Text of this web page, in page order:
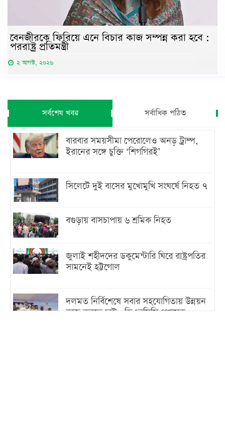
বেনজীরকে ফিরিয়ে এনে বিচার কাজ সম্পন্ন করা হবে :
পররাষ্ট্র প্রতিমন্ত্রী
২ আগস্ট, ২০২৬
সর্বশেষ খবর সর্বাধিক পঠিত
বারবার সময়সীমা পেরোলেও অনড় ট্রাম্প,
ইরানের সঙ্গে চুক্তি ‘শিগগিরই’
সিলেটে দুই বাসের মুখোমুখি সংঘর্ষে নিহত ৭
বগুড়ায় বাসচাপায় ৬ শ্রমিক নিহত
জুলাই শহীদদের ডকুমেন্টারি ঘিরে রাষ্ট্রপতির
সামনেই হট্টগোল
দলমত নির্বিশেষে সবার সহযোগিতায় উন্নয়ন
কাজ করতে চাই : ডিএনসিসি প্রশাসক